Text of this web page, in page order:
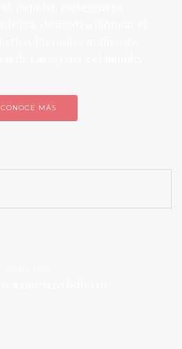
CONOCE MÁS